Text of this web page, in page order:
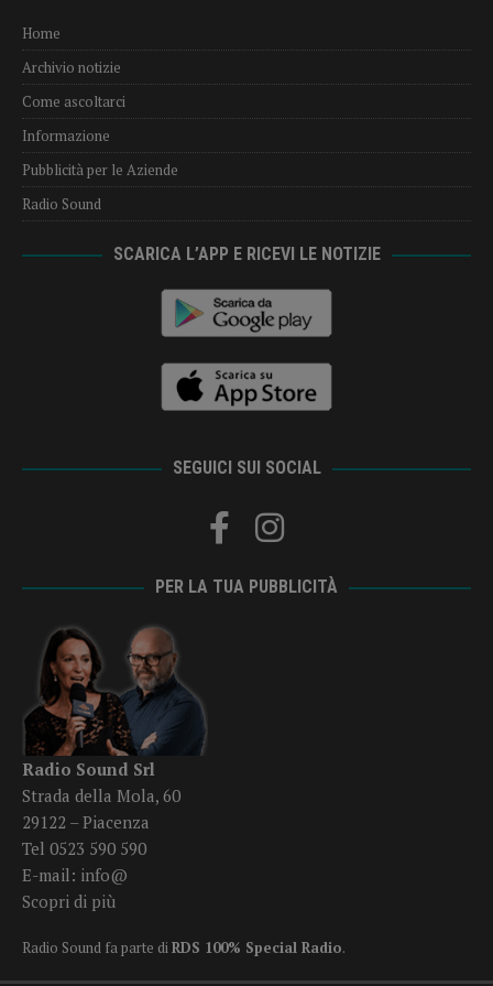
Home
Archivio notizie
Come ascoltarci
Informazione
Pubblicità per le Aziende
Radio Sound
SCARICA L’APP E RICEVI LE NOTIZIE
SEGUICI SUI SOCIAL
PER LA TUA PUBBLICITÀ
Radio Sound Srl
Strada della Mola, 60
29122 – Piacenza
Tel 0523 590 590
E-mail: info@
Scopri di più
Radio Sound fa parte diRDS 100% Special Radio.